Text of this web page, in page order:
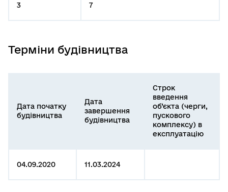
3 7
Терміни будівництва
Дата початку
будівництва
Дата
завершення
будівництва
Строк
введення
об’єкта (черги,
пускового
комплексу) в
експлуатацію
04.09.2020 11.03.2024